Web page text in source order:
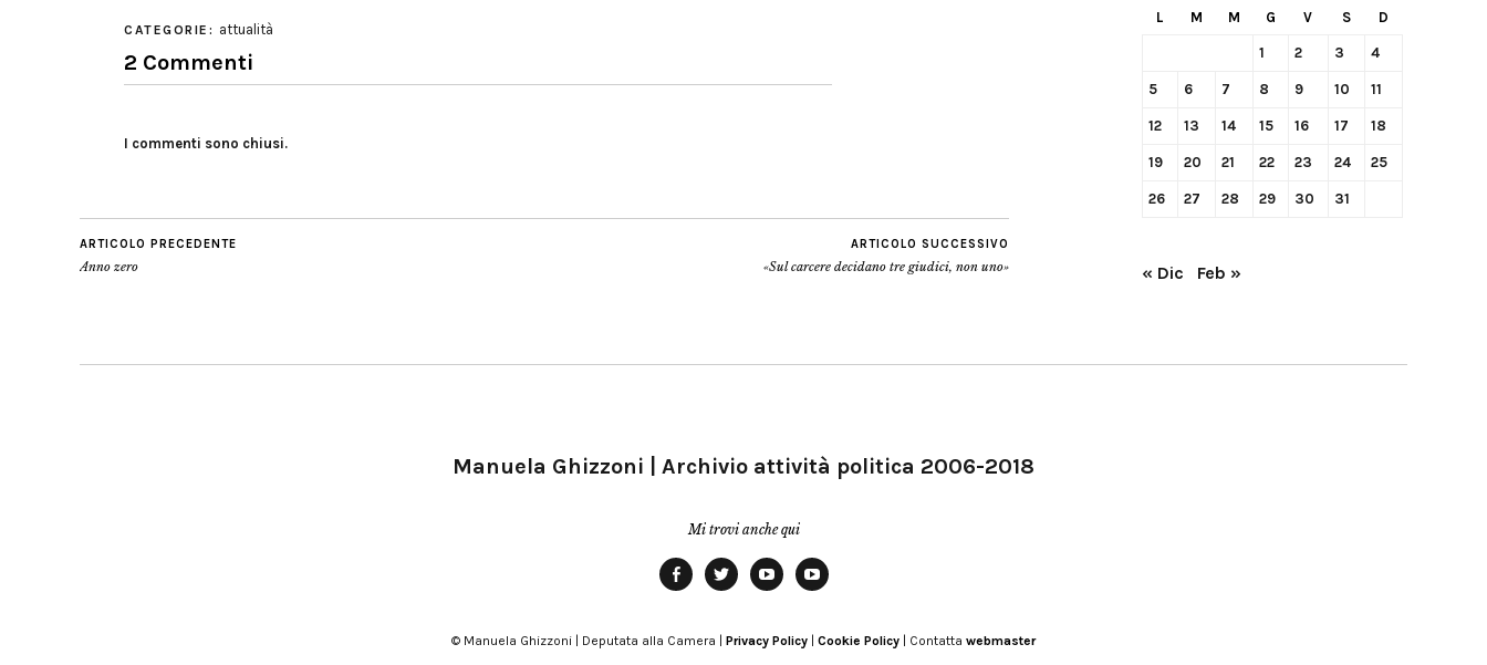
CATEGORIE: attualità
2 Commenti
I commenti sono chiusi.
ARTICOLO PRECEDENTE
Anno zero
ARTICOLO SUCCESSIVO
«Sul carcere decidano tre giudici, non uno»
L M M G V S D
1 2 3 4
5 6 7 8 9 10 11
12 13 14 15 16 17 18
19 20 21 22 23 24 25
26 27 28 29 30 31
« Dic Feb »
Manuela Ghizzoni | Archivio attività politica 2006-2018
Mi trovi anche qui
Modena
© Manuela Ghizzoni | Deputata alla Camera | Privacy Policy Cookie Policy | Contatta webmaster